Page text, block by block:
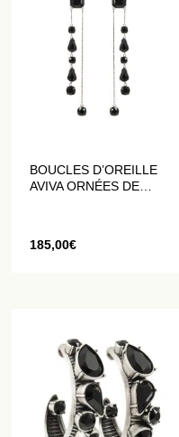
BOUCLES D’OREILLE
AVIVA ORNÉES DE
185,00€